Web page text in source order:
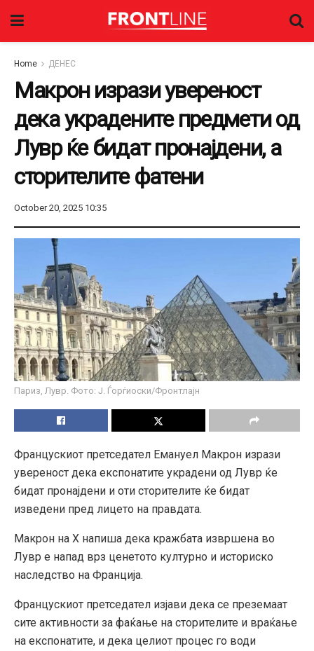
Home ДЕНЕС
Макрон изрази увереност
дека украдените предмети од
Лувр ќе бидат пронајдени, а
сторителите фатени
October 20, 2025 10:35
Париз, Лувр. Фото: Ј. Ѓорѓиоски/Фронтлајн
Францускиот претседател Емануел Макрон изрази
увереност дека експонатите украдени од Лувр ќе
бидат пронајдени и оти сторителите ќе бидат
изведени пред лицето на правдата.
Макрон на X напиша дека кражбата извршена во
Лувр е напад врз ценетото културно и историско
наследство на Франција.
Францускиот претседател изјави дека се преземаат
сите активности за фаќање на сторителите и враќање
на експонатите, и дека целиот процес го води